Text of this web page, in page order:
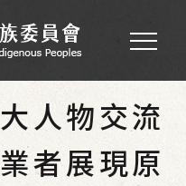
- 最新消息 新聞稿
人物交流
者展現原